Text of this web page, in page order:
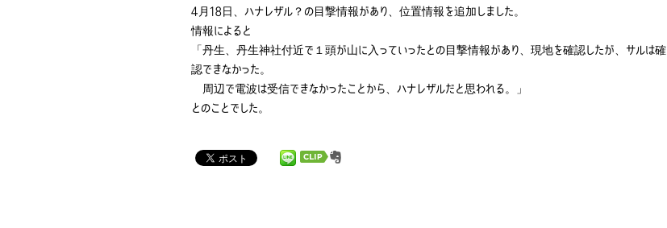
4月18日、ハナレザル？の目撃情報があり、位置情報を追加しました。
情報によると
「丹生、丹生神社付近で１頭が山に入っていったとの目撃情報があり、現地を確認したが、サルは確
認できなかった。
周辺で電波は受信できなかったことから、ハナレザルだと思われる。」
とのことでした。